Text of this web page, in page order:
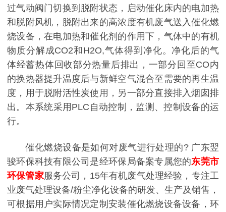
过气动阀门切换到脱附状态，启动催化床内的电加热
和脱附风机，脱附出来的高浓度有机废气送入催化燃
烧设备，在电加热和催化剂的作用下，气体中的有机
物质分解成CO2和H2O,气体得到净化。净化后的气
体经蓄热体回收部分热量后排出，一部分回至CO内
的换热器提升温度后与新鲜空气混合至需要的再生温
度，用于脱附活性炭使用，另一部分直接排入烟囱排
出。本系统采用PLC自动控制，监测、控制设备的运
行。
催化燃烧设备是如何对废气进行处理的? 广东翌
骏环保科技有限公司是经环保局备案专属您的东莞市
环保管家服务公司，15年有机废气处理经验，专注工
业废气处理设备/粉尘净化设备的研发、生产及销售，
可根据用户实际情况定制安装催化燃烧设备设备，环